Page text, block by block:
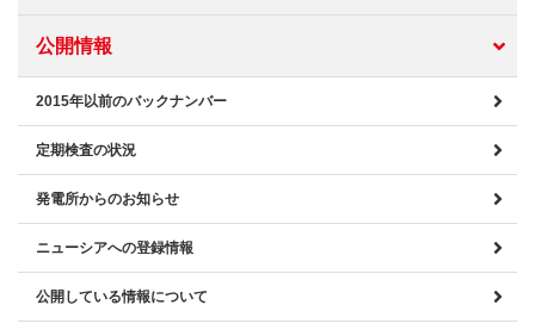
公開情報
2015年以前のバックナンバー
定期検査の状況
発電所からのお知らせ
ニューシアへの登録情報
公開している情報について